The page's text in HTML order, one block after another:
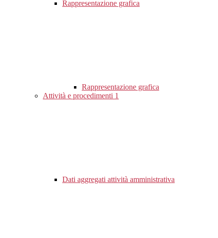
Rappresentazione grafica
Rappresentazione grafica
Attività e procedimenti 1
Dati aggregati attività amministrativa